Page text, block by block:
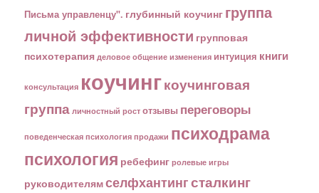
Письма управленцу". глубинный коучинг группа
личной эффективности групповая
психотерапия деловое общение изменения интуиция книги
консультация коучингкоучинговая
группа личностный рост отзывы переговоры
поведенческая психология продажи психодрама
психология ребефинг ролевые игры
руководителямселфхантингсталкинг